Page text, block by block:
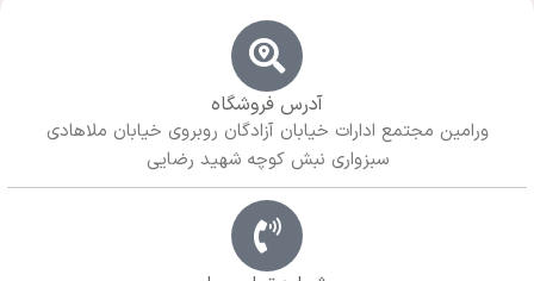
آدرس فروشگاه
ورامین مجتمع ادارات خیابان آزادگان روبروی خیابان ملاهادی
سبزواری نبش کوچه شهید رضایی